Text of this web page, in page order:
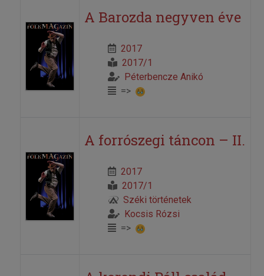
A Barozda negyven éve
2017
2017/1
Péterbencze Anikó
=>
A forrószegi táncon – II.
2017
2017/1
Széki történetek
Kocsis Rózsi
=>